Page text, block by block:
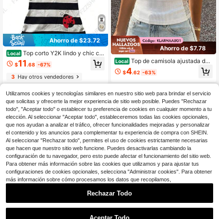
Ahorro de $23.72
Local Top corto Y2K lindo y chic co
n estética, estampado gráfico, man
ga corta, camiseta clásica minimali
sta, casual y única de moda
$11 .68 -67%
3Hay otros vendedores
Ahorro de $7.78
Local Top de camisola ajustada de
cuello cuadrado con textura acanal
ada para mujer, blanco casual elega
nte para citas de verano
$4.62 -63%
1
Utilizamos cookies y tecnologías similares en nuestro sitio web para brindar el servicio
que solicitas y ofrecerte la mejor experiencia de sitio web posible. Puedes "Rechazar
todo", "Aceptar todo" o establecer tu preferencia de cookies en cualquier momento a tu
elección. Al seleccionar "Aceptar todo", estableceremos todas las cookies opcionales,
que nos ayudan a analizar el tráfico, ofrecer funcionalidades mejoradas y personalizar
el contenido y los anuncios para complementar tu experiencia de compra con SHEIN.
Al seleccionar "Rechazar todo", permites el uso de cookies estrictamente necesarias
que hacen que nuestro sitio web funcione. Puedes desactivarlas cambiando la
configuración de tu navegador, pero esto puede afectar el funcionamiento del sitio web.
Para obtener más información sobre las cookies que utilizamos y para ajustar tus
configuraciones de cookies opcionales, selecciona "Administrar cookies". Para obtener
más información sobre cómo procesamos los datos que recopilamos,
Rechazar Todo
Aceptar Todo